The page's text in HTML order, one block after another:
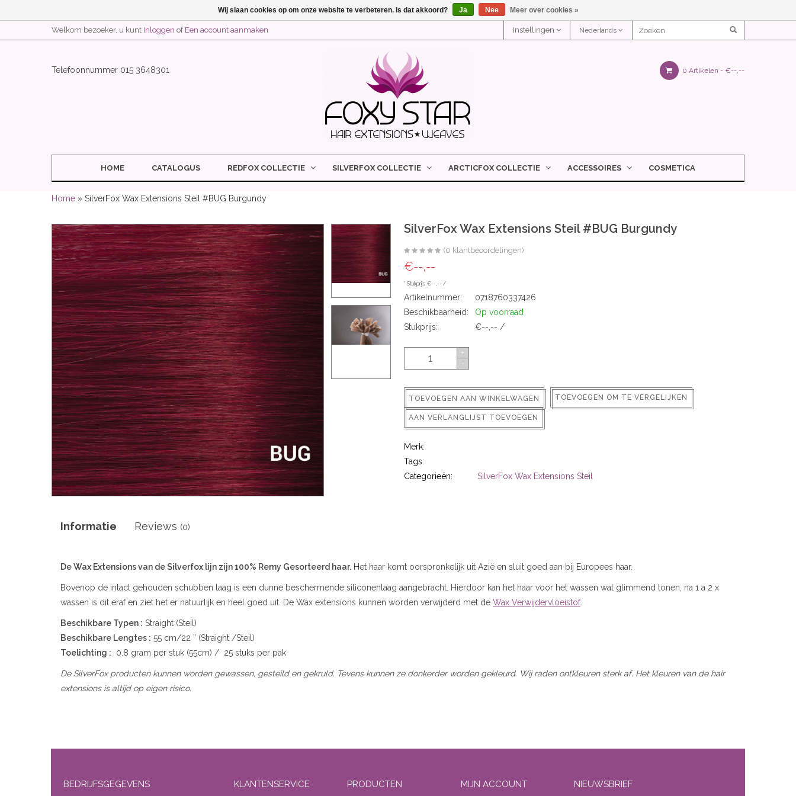
Welkom bezoeker, u kunt Inloggen of Een account aanmaken Nederlands
Instellingen
Telefoonnummer 015 3648301 0 Artikelen - €--,--
HOME CATALOGUS REDFOX COLLECTIE SILVERFOX COLLECTIE ARCTICFOX COLLECTIE ACCESSOIRES COSMETICA
Home » SilverFox Wax Extensions Steil #BUG Burgundy
SilverFox Wax Extensions Steil #BUG Burgundy
(0 klantbeoordelingen)
€--,--
* Stukprijs: €--,-- /
Artikelnummer:
0718760337426
Beschikbaarheid:
Op voorraad
Stukprijs:
€--,-- /
+
-
TOEVOEGEN AAN WINKELWAGEN TOEVOEGEN OM TE VERGELIJKEN
AAN VERLANGLIJST TOEVOEGEN
Merk:
Tags:
Categorieën:
SilverFox Wax Extensions Steil
Informatie Reviews (0)
De Wax Extensions van de Silverfox lijn zijn 100% Remy Gesorteerd haar. Het haar komt oorspronkelijk uit Azië en sluit goed aan bij Europees haar.
Bovenop de intact gehouden schubben laag is een dunne beschermende siliconenlaag aangebracht. Hierdoor kan het haar voor het wassen wat glimmend tonen, na 1 a 2 x
wassen is dit eraf en ziet het er natuurlijk en heel goed uit. De Wax extensions kunnen worden verwijderd met de Wax Verwijdervloeistof.
Beschikbare Typen : Straight (Steil)
Beschikbare Lengtes : 55 cm/22 ” (Straight /Steil)
Toelichting : 0.8 gram per stuk (55cm) / 25 stuks per pak
De SilverFox producten kunnen worden gewassen, gesteild en gekruld. Tevens kunnen ze donkerder worden gekleurd. Wij raden ontkleuren sterk af. Het kleuren van de hair
extensions is altijd op eigen risico.
BEDRIJFSGEGEVENS KLANTENSERVICE PRODUCTEN MIJN ACCOUNT NIEUWSBRIEF
Wij slaan cookies op om onze website te verbeteren. Is dat akkoord? Ja Nee Meer over cookies »